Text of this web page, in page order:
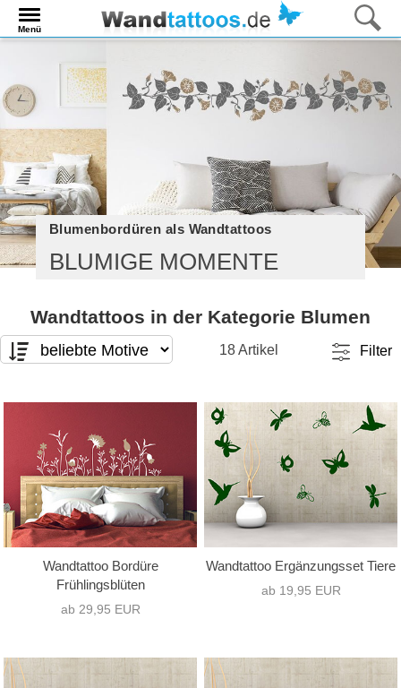
Menü
Blumenbordüren als Wandtattoos
BLUMIGE MOMENTE
Wandtattoos in der Kategorie Blumen
18 Artikel Filter
nur Motiv(18)
Text mit Motiv(0)
Hochformat(2)
Querformat(15)
Quadrat(1)
Wandtattoo Bordüre
Frühlingsblüten
ab 29,95 EUR
Wandtattoo Ergänzungsset Tiere
ab 19,95 EUR